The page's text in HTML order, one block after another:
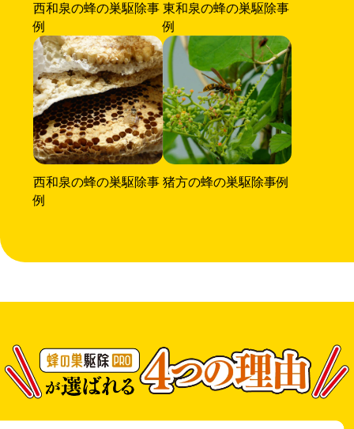
西和泉の蜂の巣駆除事
例
東和泉の蜂の巣駆除事
例
西和泉の蜂の巣駆除事
例
猪方の蜂の巣駆除事例